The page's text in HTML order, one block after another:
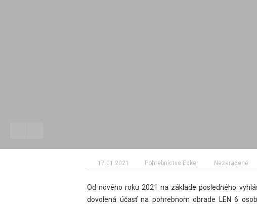
17.01.2021 Pohrebníctvo Ecker Nezaradené
Od nového roku 2021 na základe posledného
dovolená účasť na pohrebnom obrade LEN 6